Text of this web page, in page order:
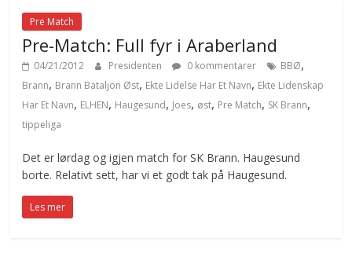
Pre Match
Pre-Match: Full fyr i Araberland
04/21/2012 Presidenten 0 kommentarer BBØ,
Brann, Brann Bataljon Øst, Ekte Lidelse Har Et Navn, Ekte Lidenskap
Har Et Navn, ELHEN, Haugesund, Joes, øst, Pre Match, SK Brann,
tippeliga
Det er lørdag og igjen match for SK Brann. Haugesund
borte. Relativt sett, har vi et godt tak på Haugesund.
Les mer